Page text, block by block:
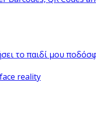
το παιδί μου
reality